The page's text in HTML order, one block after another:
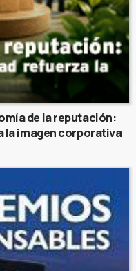
de la reputación:
la imagen corporativa